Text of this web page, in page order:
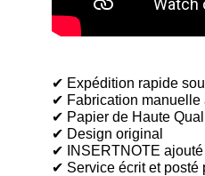
✔︎ Expédition rapide
✔︎ Fabrication manuelle
✔︎ Papier de Haute
✔︎ Design original
✔︎ INSERTNOTE ajouté
✔︎ Service écrit et posté